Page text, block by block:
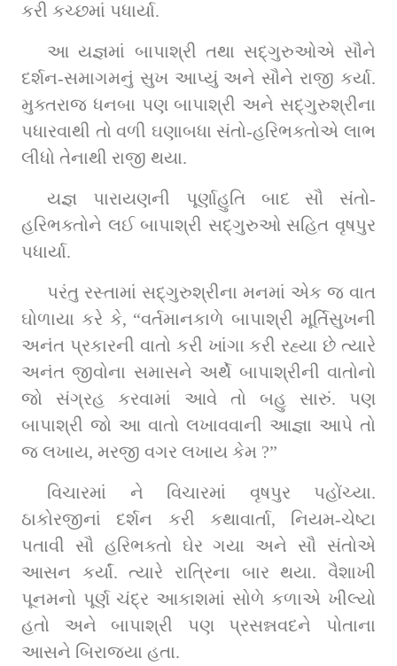
કરી કચ્છમાં પધાર્યા.
આ યજ્ઞમાં બાપાશ્રી તથા સદ્‌ગુરુઓએ સૌને
દર્શન-સમાગમનું સુખ આપ્યું અને સૌને રાજી કર્યા.
મુક્તરાજ ધનબા પણ બાપાશ્રી અને સદ્‌ગુરુશ્રીના
પધારવાથી તો વળી ઘણાબધા સંતો-હરિભક્તોએ લાભ
લીધો તેનાથી રાજી થયા.
યજ્ઞ પારાયણની પૂર્ણાહુતિ બાદ સૌ સંતો-
હરિભક્તોને લઈ બાપાશ્રી સદ્‌ગુરુઓ સહિત વૃષપુર
પધાર્યા.
પરંતુ રસ્તામાં સદ્‌ગુરુશ્રીના મનમાં એક જ વાત
ઘોળાયા કરે કે, “વર્તમાનકાળે બાપાશ્રી મૂર્તિસુખની
અનંત પ્રકારની વાતો કરી ખાંગા કરી રહ્યા છે ત્યારે
અનંત જીવોના સમાસને અર્થે બાપાશ્રીની વાતોનો
જો સંગ્રહ કરવામાં આવે તો બહુ સારું. પણ
બાપાશ્રી જો આ વાતો લખાવવાની આજ્ઞા આપે તો
જ લખાય, મરજી વગર લખાય કેમ ?”
વિચારમાં ને વિચારમાં વૃષપુર પહોંચ્યા.
ઠાકોરજીનાં દર્શન કરી કથાવાર્તા, નિયમ-ચેષ્ટા
પતાવી સૌ હરિભક્તો ઘેર ગયા અને સૌ સંતોએ
આસન કર્યાં. ત્યારે રાત્રિના બાર થયા. વૈશાખી
પૂનમનો પૂર્ણ ચંદ્ર આકાશમાં સોળે કળાએ ખીલ્યો
હતો અને બાપાશ્રી પણ પ્રસન્નવદને પોતાના
આસને બિરાજ્યા હતા.